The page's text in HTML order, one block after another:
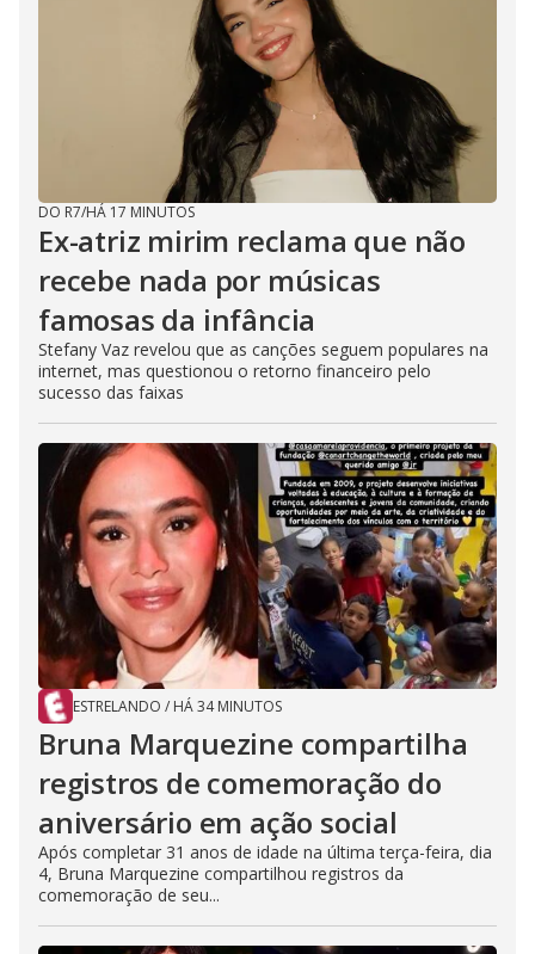
DO R7/HÁ 17 MINUTOS
Ex-atriz mirim reclama que não
recebe nada por músicas
famosas da infância
Stefany Vaz revelou que as canções seguem populares na
internet, mas questionou o retorno financeiro pelo
sucesso das faixas
ESTRELANDO / HÁ 34 MINUTOS
Bruna Marquezine compartilha
registros de comemoração do
aniversário em ação social
Após completar 31 anos de idade na última terça-feira, dia
4, Bruna Marquezine compartilhou registros da
comemoração de seu...